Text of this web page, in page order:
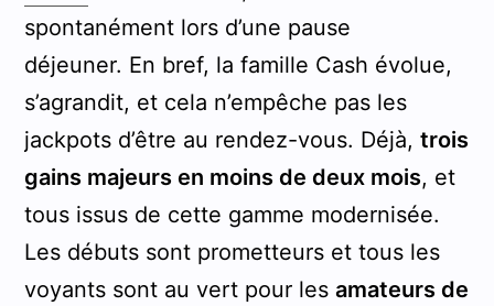
spontanément lors d’une pause
déjeuner. En bref, la famille Cash évolue,
s’agrandit, et cela n’empêche pas les
jackpots d’être au rendez-vous. Déjà, trois
gains majeurs en moins de deux mois, et
tous issus de cette gamme modernisée.
Les débuts sont prometteurs et tous les
voyants sont au vert pour les amateurs de